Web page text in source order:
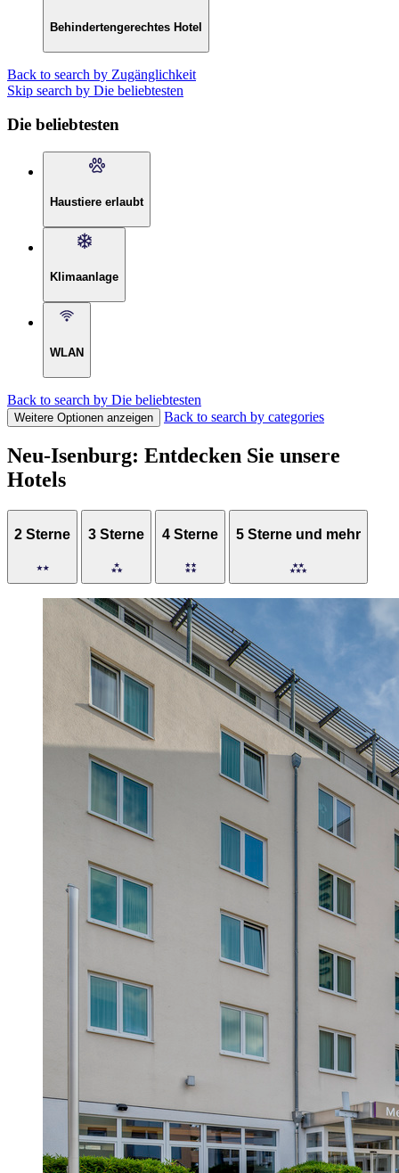
Behindertengerechtes Hotel
Back to search by Zugänglichkeit
Skip search by Die beliebtesten
Die beliebtesten
Haustiere erlaubt
Klimaanlage
WLAN
Back to search by Die beliebtesten
Weitere Optionen anzeigen Back to search by categories
Neu-Isenburg: Entdecken Sie unsere
Hotels
2 Sterne 3 Sterne 4 Sterne 5 Sterne und mehr